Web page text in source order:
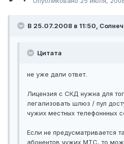
В 25.07.2008 в 11:50,
Цитата
не уже дали ответ.
Лицензия с СКД нужна для
легализовать шлюз / пул
чужих местных телефоннных
Если не предусматривается
абонентов чужих МТС, то